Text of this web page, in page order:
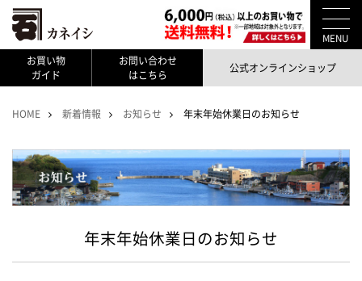
MENU
お買い物
ガイド
お問い合わせ
はこちら
公式オンラインショップ
HOME 新着情報 お知らせ 年末年始休業日のお知らせ
年末年始休業日のお知らせ